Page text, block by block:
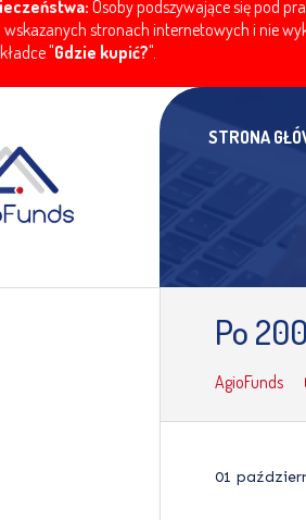
Osoby podszywające się pod
wskazanych stronach internetowych i nie
"Gdzie kupić?".
STRONA
Po
AgioFunds
01